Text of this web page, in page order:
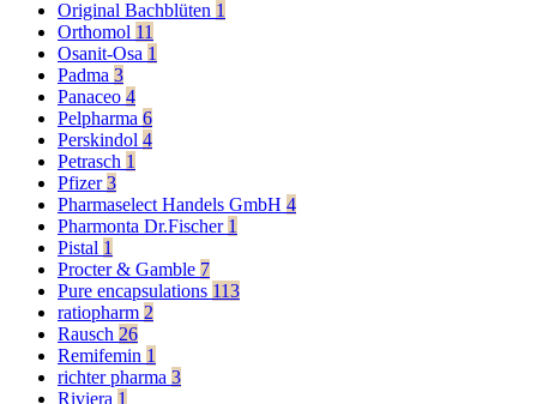
Original Bachblüten 1
Orthomol 11
Osanit-Osa 1
Padma 3
Panaceo 4
Pelpharma 6
Perskindol 4
Petrasch 1
Pfizer3
Pharmaselect Handels GmbH 4
Pharmonta Dr.Fischer 1
Pistal 1
Procter & Gamble 7
Pure encapsulations 113
ratiopharm 2
Rausch 26
Remifemin 1
richter pharma 3
Riviera 1